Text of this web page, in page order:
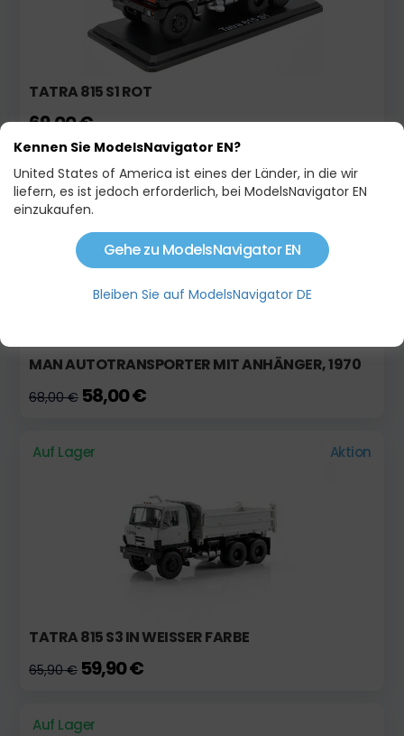
TATRA 815 S1 ROT
69,00 €
Auf Lager Aktion
MAN AUTOTRANSPORTER MIT ANHÄNGER, 1970
68,00 € 58,00 €
Auf Lager Aktion
TATRA 815 S3 IN WEISSER FARBE
65,90 € 59,90 €
Auf Lager
Kennen Sie ModelsNavigator EN?
United States of America ist eines der Länder, in die wir
liefern, es ist jedoch erforderlich, bei ModelsNavigator EN
einzukaufen.
Gehe zu ModelsNavigator EN
Bleiben Sie auf ModelsNavigator DE